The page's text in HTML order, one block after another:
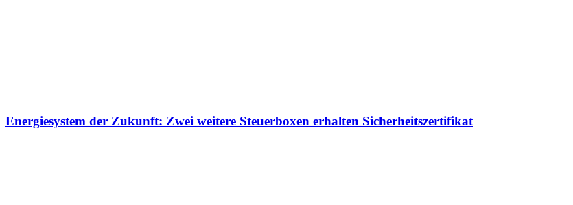
Energiesystem der Zukunft: Zwei weitere Steuerboxen erhalten Sicherheitszertifikat